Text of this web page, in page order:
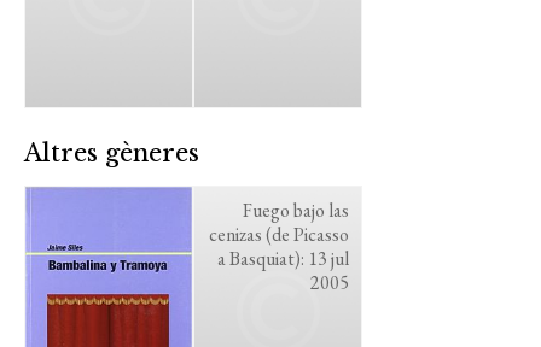
Altres gèneres
Fuego bajo las
cenizas (de Picasso
a Basquiat): 13 jul
2005